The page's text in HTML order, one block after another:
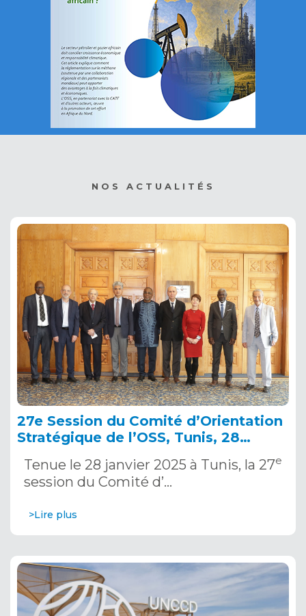
NOS ACTUALITÉS
27e Session du Comité d’Orientation
Stratégique de l’OSS, Tunis, 28
Tenue le 28 janvier 2025 à Tunis, la 27e
session du Comité d’…
>Lire plus